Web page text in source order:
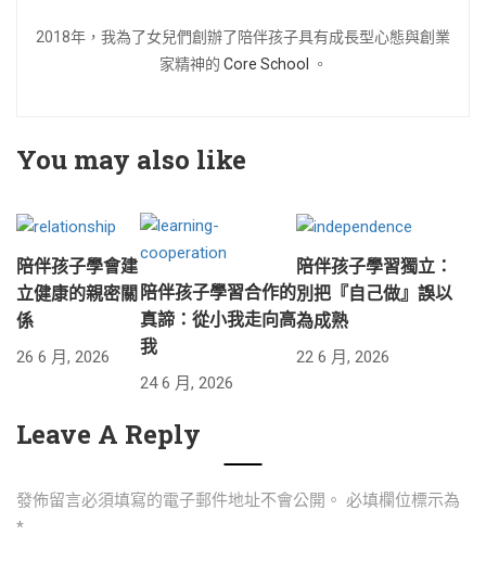
2018年，我為了女兒們創辦了陪伴孩子具有成長型心態與創業
家精神的 Core School 。
You may also like
陪伴孩子學會建
立健康的親密關
係
26 6 月, 2026
陪伴孩子學習合作的
真諦：從小我走向高
我
24 6 月, 2026
陪伴孩子學習獨立：
別把『自己做』誤以
為成熟
22 6 月, 2026
Leave A Reply
發佈留言必須填寫的電子郵件地址不會公開。 必填欄位標示為
*